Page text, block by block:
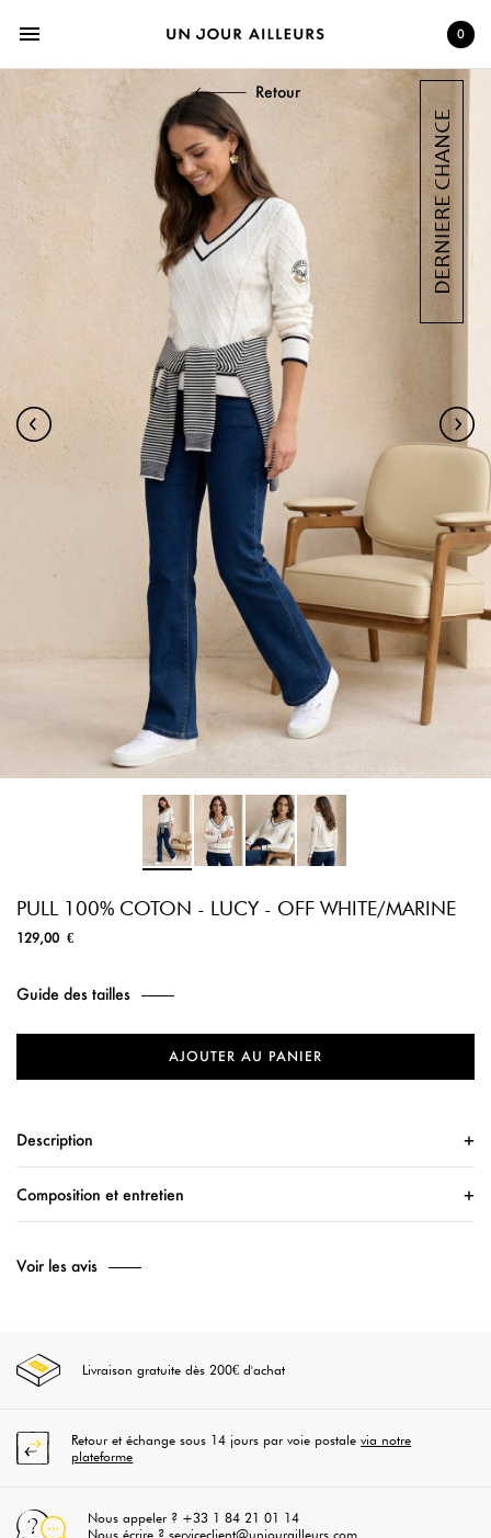
menu 0
Retour
PULL 100% COTON - LUCY - OFF WHITE/MARINE
129,00 €
Guide des tailles
AJOUTER AU PANIER
Description
Composition et entretien
Voir les avis
Livraison gratuite dès 200€ d'achat
Retour et échange sous 14 jours par voie postalevia notre
plateforme
Nous appeler ? +33 1 84 21 01 14
Nous écrire ? serviceclient@unjourailleurs.com